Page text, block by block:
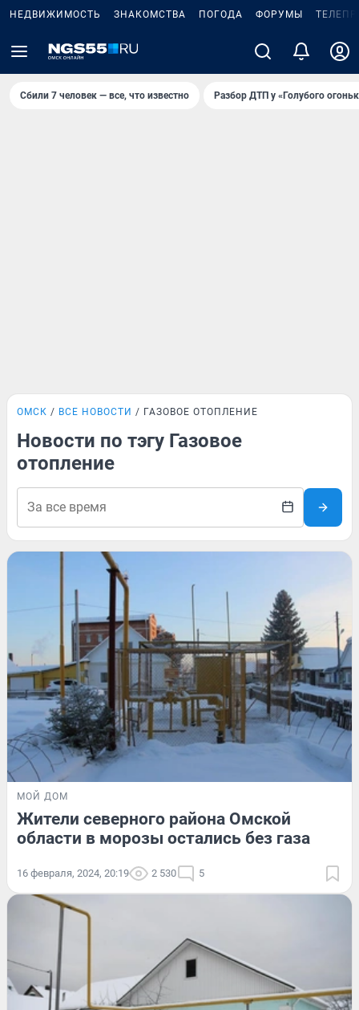
НЕДВИЖИМОСТЬ ЗНАКОМСТВА ПОГОДА ФОРУМЫ
Сбили 7 человек — все, что известно Разбор ДТП у «Голубого
ОМСК ВСЕ НОВОСТИ ГАЗОВОЕ ОТОПЛЕНИЕ
Новости по тэгу Газовое
отопление
МОЙ ДОМ
Жители северного района Омской
области в морозы остались без газа
16 февраля, 2024, 20:19 2 530 5